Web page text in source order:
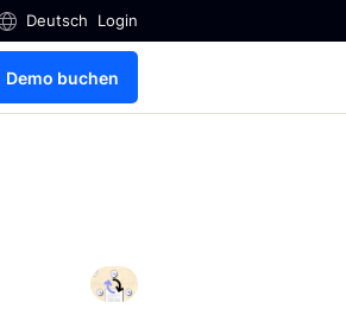
Deutsch Login
Demo buchen